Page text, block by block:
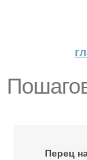
Перец